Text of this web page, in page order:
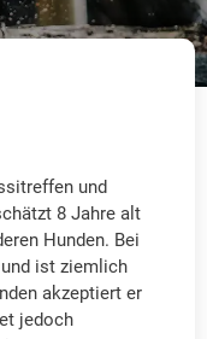
und
8 Jahre alt
Hunden. Bei
ist ziemlich
akzeptiert er
jedoch